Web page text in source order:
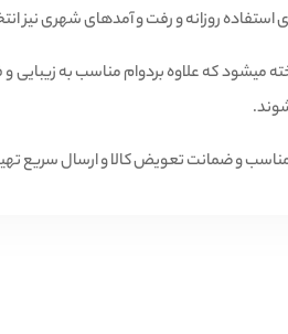
استفاده روزانه و رفت و آمدهای شهری
میشود که علاوه بردوام مناسب به
و ضمانت تعویض کالا و ارسال سریع